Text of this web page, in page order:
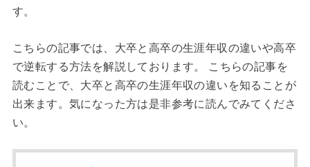
す。
こちらの記事では、大卒と高卒の生涯年収の違いや高卒
で逆転する方法を解説しております。 こちらの記事を
読むことで、大卒と高卒の生涯年収の違いを知ることが
出来ます。気になった方は是非参考に読んでみてくださ
い。